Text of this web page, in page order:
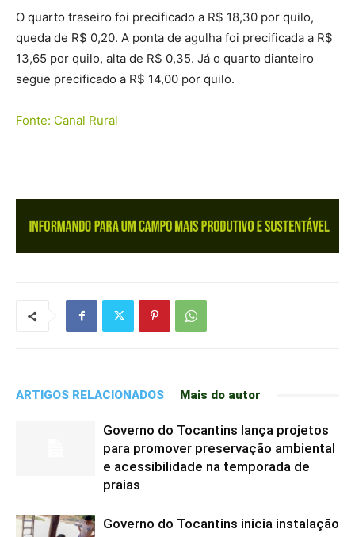
O quarto traseiro foi precificado a R$ 18,30 por quilo,
queda de R$ 0,20. A ponta de agulha foi precificada a R$
13,65 por quilo, alta de R$ 0,35. Já o quarto dianteiro
segue precificado a R$ 14,00 por quilo.
Fonte: Canal Rural
ARTIGOS RELACIONADOS Mais do autor
Governo do Tocantins lança projetos
para promover preservação ambiental
e acessibilidade na temporada de
praias
Governo do Tocantins inicia instalação